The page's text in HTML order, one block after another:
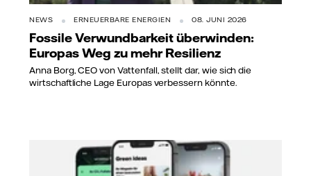
NEWS ERNEUERBARE ENERGIEN 08. JUNI 2026
Fossile Verwundbarkeit überwinden:
Europas Weg zu mehr Resilienz
Anna Borg, CEO von Vattenfall, stellt dar, wie sich die
wirtschaftliche Lage Europas verbessern könnte.